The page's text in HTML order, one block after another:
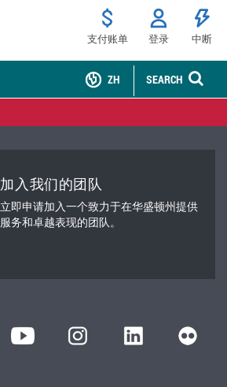
支付账单 登录 中断
SEARCH
ZH
加入我们的团队
立即申请加入一个致力于在华盛顿州提供
服务和卓越表现的团队。